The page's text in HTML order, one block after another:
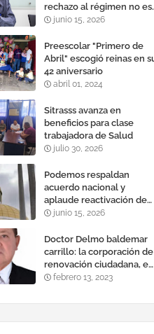
rechazo al régimen no es
suficiente para lograr un
efectivo"
junio 15, 2026
Preescolar "Primero de
Abril" escogió reinas en su
42 aniversario
abril 01, 2024
Sitrasss avanza en
beneficios para clase
trabajadora de Salud
julio 30, 2026
Podemos respaldan
acuerdo nacional y
aplaude reactivación de
Tocoma con la
megavatios al sistema
eléctrico nacional
junio 15, 2026
Doctor Delmo baldemar
carrillo: la corporación de
renovación ciudadana, es
un banco mundial de
febrero 13, 2023